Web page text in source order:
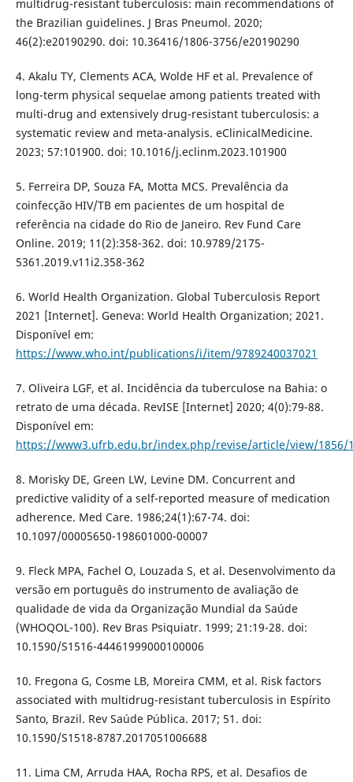
multidrug-resistant tuberculosis: main recommendations of
the Brazilian guidelines. J Bras Pneumol. 2020;
46(2):e20190290. doi: 10.36416/1806-3756/e20190290
4. Akalu TY, Clements ACA, Wolde HF et al. Prevalence of
long-term physical sequelae among patients treated with
multi-drug and extensively drug-resistant tuberculosis: a
systematic review and meta-analysis. eClinicalMedicine.
2023; 57:101900. doi: 10.1016/j.eclinm.2023.101900
5. Ferreira DP, Souza FA, Motta MCS. Prevalência da
coinfecção HIV/TB em pacientes de um hospital de
referência na cidade do Rio de Janeiro. Rev Fund Care
Online. 2019; 11(2):358-362. doi: 10.9789/2175-
5361.2019.v11i2.358-362
6. World Health Organization. Global Tuberculosis Report
2021 [Internet]. Geneva: World Health Organization; 2021.
Disponível em:
https://www.who.int/publications/i/item/9789240037021
7. Oliveira LGF, et al. Incidência da tuberculose na Bahia: o
retrato de uma década. RevISE [Internet] 2020; 4(0):79-88.
Disponível em:
https://www3.ufrb.edu.br/index.php/revise/article/view/1856/
8. Morisky DE, Green LW, Levine DM. Concurrent and
predictive validity of a self-reported measure of medication
adherence. Med Care. 1986;24(1):67-74. doi:
10.1097/00005650-198601000-00007
9. Fleck MPA, Fachel O, Louzada S, et al. Desenvolvimento da
versão em português do instrumento de avaliação de
qualidade de vida da Organização Mundial da Saúde
(WHOQOL-100). Rev Bras Psiquiatr. 1999; 21:19-28. doi:
10.1590/S1516-44461999000100006
10. Fregona G, Cosme LB, Moreira CMM, et al. Risk factors
associated with multidrug-resistant tuberculosis in Espírito
Santo, Brazil. Rev Saúde Pública. 2017; 51. doi:
10.1590/S1518-8787.2017051006688
11. Lima CM, Arruda HAA, Rocha RPS, et al. Desafios de